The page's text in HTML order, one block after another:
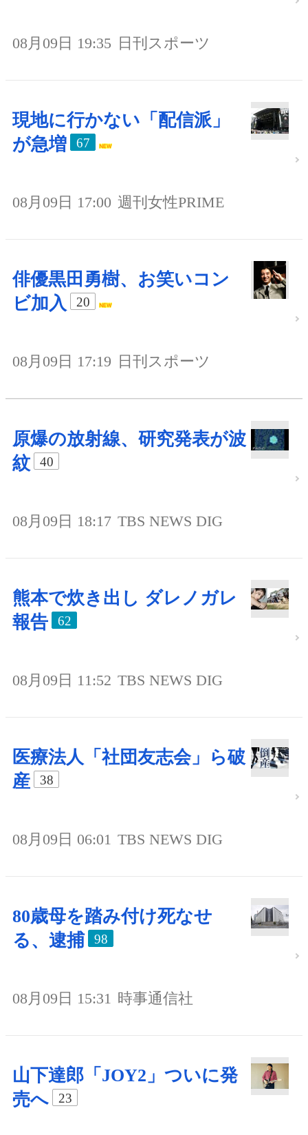
08月09日 19:35 日刊スポーツ
現地に行かない「配信派」
が急増
67
08月09日 17:00 週刊女性PRIME
俳優黒田勇樹、お笑いコン
ビ加入
20
08月09日 17:19 日刊スポーツ
原爆の放射線、研究発表が波
紋
40
08月09日 18:17 TBS NEWS DIG
熊本で炊き出し ダレノガレ
報告
62
08月09日 11:52 TBS NEWS DIG
医療法人「社団友志会」ら破
産
38
08月09日 06:01 TBS NEWS DIG
80歳母を踏み付け死なせ
る、逮捕
98
08月09日 15:31 時事通信社
山下達郎「JOY2」ついに発
売へ
23